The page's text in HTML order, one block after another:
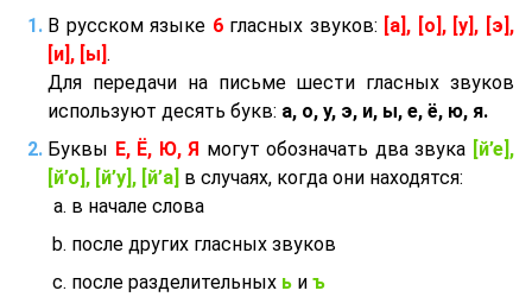
В русском языке 6гласных звуков:
[а], [о], [у], [э],
[и], [ы] .
Для передачи на письме шести гласных звуков
используют десять букв: а, о, у, э, и, ы, е, ё, ю, я.
Буквы Е, Ё, Ю, Я могут обозначать два звука
[й’е],
[й’о], [й’у], [й’а] в случаях, когда они находятся:
в начале слова
после других гласных звуков
после разделительных ь и ъ